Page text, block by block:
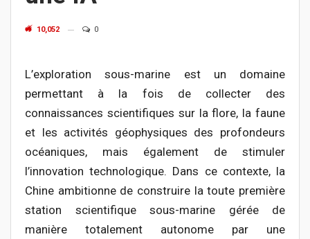
10,052 0
L’exploration sous-marine est un domaine
permettant à la fois de collecter des
connaissances scientifiques sur la flore, la faune
et les activités géophysiques des profondeurs
océaniques, mais également de stimuler
l’innovation technologique. Dans ce contexte, la
Chine ambitionne de construire la toute première
station scientifique sous-marine gérée de
manière totalement autonome par une